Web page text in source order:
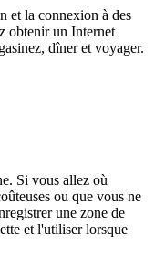
et la connexion à des
obtenir un Internet
dîner et voyager.
Si vous allez où
ou que vous ne
une zone de
et l'utiliser lorsque